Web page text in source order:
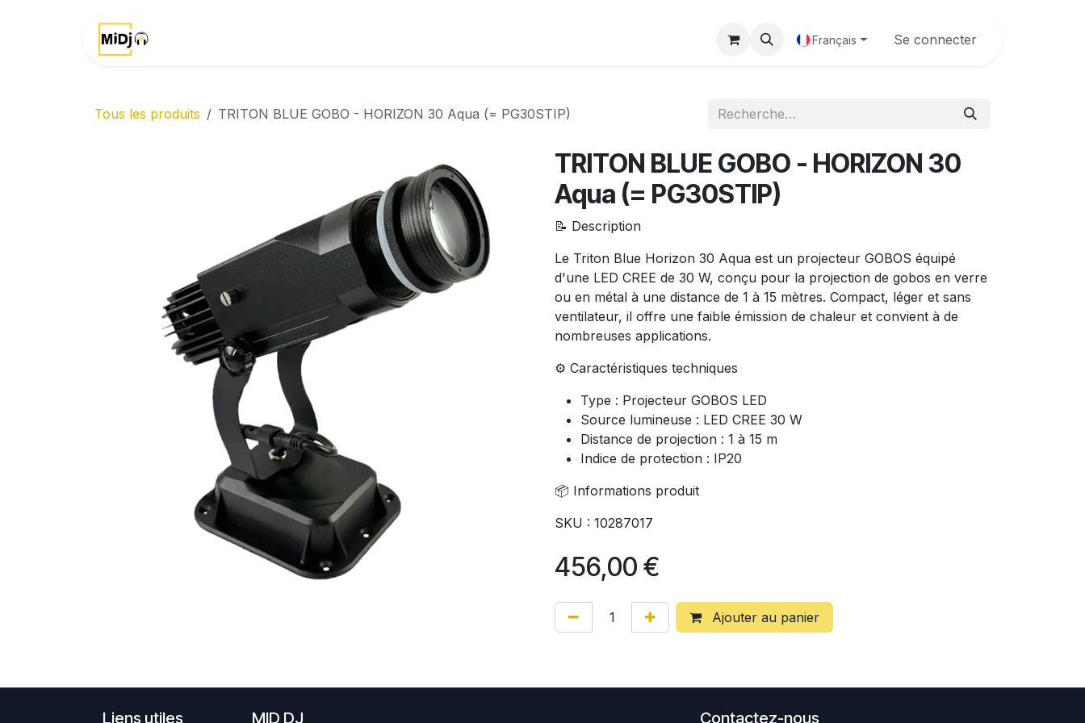
Galerie Français Se connecter
Tous les produits TRITON BLUE GOBO - HORIZON 30 Aqua (= PG30STIP)
TRITON BLUE GOBO - HORIZON 30
Aqua (= PG30STIP)
📝 Description
Le Triton Blue Horizon 30 Aqua est un projecteur GOBOS équipé
d'une LED CREE de 30 W, conçu pour la projection de gobos en verre
ou en métal à une distance de 1 à 15 mètres. Compact, léger et sans
ventilateur, il offre une faible émission de chaleur et convient à de
nombreuses applications.
⚙️ Caractéristiques techniques
Type : Projecteur GOBOS LED
Source lumineuse : LED CREE 30 W
Distance de projection : 1 à 15 m
Indice de protection : IP20
📦 Informations produit
SKU : 10287017
456,00 €
Ajouter au panier
Liens utiles Contactez-nous
MID DJ